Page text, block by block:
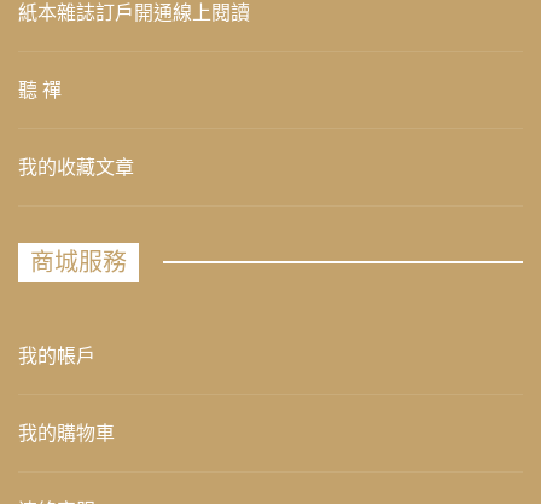
紙本雜誌訂戶開通線上閱讀
聽 禪
我的收藏文章
商城服務
我的帳戶
我的購物車